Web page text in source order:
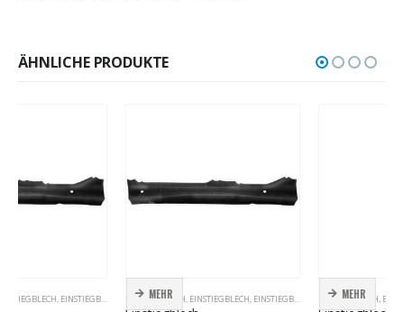
ÄHNLICHE PRODUKTE
MEHR
EINSTIEGBLECH,EINSTIEGBLECH, EINSTIEGBLECH MEHR
EINSTIEGBLECH,EINSTIEGBLECH, EINSTIEGBLECH